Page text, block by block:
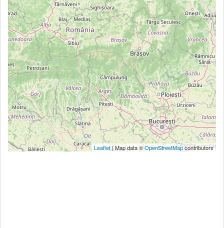
Leaflet| Map data ©OpenStreetMapcontributors